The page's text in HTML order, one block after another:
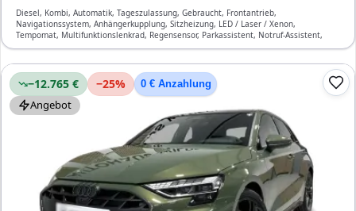
Diesel, Kombi, Automatik, Tageszulassung, Gebraucht, Frontantrieb,
Navigationssystem, Anhängerkupplung, Sitzheizung, LED / Laser / Xenon,
Tempomat, Multifunktionslenkrad, Regensensor, Parkassistent, Notruf-Assistent,
Lichtsensor, Start/Stopp-Automatik, Bluetooth, Freisprecheinrichtung,
−12.765 € −25% 0 € Anzahlung
Angebot